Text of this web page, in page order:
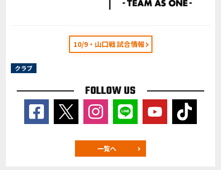
10/9・山口戦 試合情報
クラブ
FOLLOW US
一覧へ